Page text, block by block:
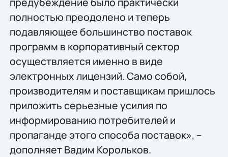
полностью преодолено и теперь
подавляющее большинство поставок
программ в корпоративный сектор
осуществляется именно в виде
электронных лицензий. Само собой,
производителям и поставщикам пришлось
приложить серьезные усилия по
информированию потребителей и
пропаганде этого способа поставок», –
дополняет Вадим Корольков.